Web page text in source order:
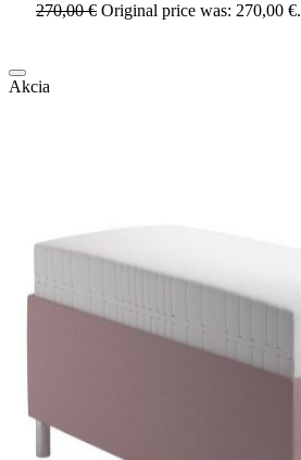
270,00€ Original price was: 270,00 €.
Akcia